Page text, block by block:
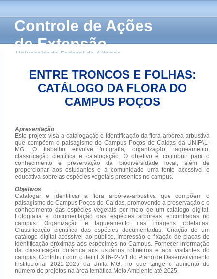
Controle de Ações
de Extensão
Universidade Federal de Alfenas
ENTRE TRONCOS E FOLHAS:
CATÁLOGO DA FLORA DO
CAMPUS POÇOS
Apresentação
Este projeto visa a catalogação e identificação da flora arbórea-arbustiva
que compõem o paisagismo do Campus Poços de Caldas da UNIFAL-
MG. O trabalho envolve fotografia, organização, tagueamento,
classificação científica e catalogação. O objetivo é contribuir para o
conhecimento e preservação da biodiversidade local, além de
proporcionar aos estudantes e à comunidade uma fonte acessível e
educativa sobre as espécies vegetais presentes no campus.
Objetivos
Catalogar e identificar a flora arbórea-arbustiva que compõem o
paisagismo do Campus Poços de Caldas, promovendo a preservação e o
conhecimento das espécies vegetais por meio de um catálogo digital.
Fotografia e documentação das espécies arbóreas encontradas no
campus. Organização e tagueamento das imagens coletadas.
Classificação científica das espécies documentadas. Criação de um
catálogo digital acessível ao público. Impressão e fixação de placas de
identificação próximas aos espécimes no Campus. Fornecer informação
da classificação botânica aos usuários rotineiros e aos visitantes do
campus. Contribuir com o item EXT6-I2-M1 do Plano de Desenvolvimento
Institucional 2021-2025 da Unifal-MG, no que tange o aumento do
número de projetos na área temática Meio Ambiente até 2025.